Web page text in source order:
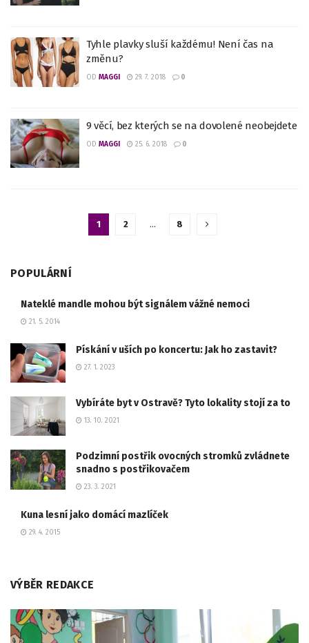
Tyhle plavky sluší každému! Není čas na
změnu?
OD MAGGI 29. 7. 2018 0
9 věcí, bez kterých se na dovolené neobejdete
OD MAGGI 25. 6. 2018 0
1 2 … 8
POPULÁRNÍ
Nateklé mandle mohou být signálem vážné nemoci
21. 5. 2014
Pískání v uších po koncertu: Jak ho zastavit?
27. 1. 2023
Vybíráte byt v Ostravě? Tyto lokality stojí za to
13. 10. 2021
Podzimní postřik ovocných stromků zvládnete
snadno s postřikovačem
23. 3. 2021
Kuna lesní jako domácí mazlíček
29. 4. 2015
VÝBĚR REDAKCE